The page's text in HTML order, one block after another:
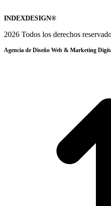
INDEXDESIGN®
2026 Todos los derechos
Agencia de Diseño Web & Marketing